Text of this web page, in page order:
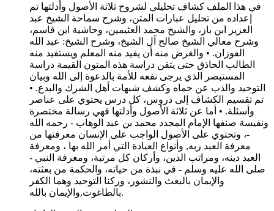
في هذا الملف كشاف تحليلي لشروح ثلاثة الأصول وأدلتها تم
إعداده من تحليل عبارات المتن، وشرح سماحة الشيخ عبد
العزيز ابن باز، والشيخ محمد العثيمين، وحاشية ابن قاسم،
وشرح معالي الشيخ صالح آل الشيخ، وشرح الشيخ: عبد الله
الفوزان. • والغرض منه أن يفيد منه المعلم ويستفيد منه
الطالب الحاذق حتى يتقن دراسة هذه المتون القيمة دراسة
المستبصر الذي يرجى نفعه للأمة بالدعوة إلى الله وبيان
التوحيد والذب عن حماه وكشف شبهات أهل الشرك والبدع. •
تم تقسيم الكشاف إلى دروس، كل درس يحتوي على عناصر
وأسئلة. • أما عن ثلاثة الأصول وأدلتها فهي رسالة مختصرة
ونفيسة صنفها الإمام المجدد محمد بن عبد الوهاب - رحمه الله
-، وتحتوي على الأصول الواجب على الإنسان معرفتها من
معرفة العبد ربه, وأنواع العبادة التي أمر الله بها ، ومعرفة
العبد دينه، ومراتب الدين، وأركان كل مرتبة، ومعرفة النبي -
صلى الله عليه وسلم - في نبذة من حياته، والحكمة من بعثته،
والإيمان بالبعث والنشور، وركنا التوحيد وهما الكفر
بالطاغوت,والإيمان بالله.